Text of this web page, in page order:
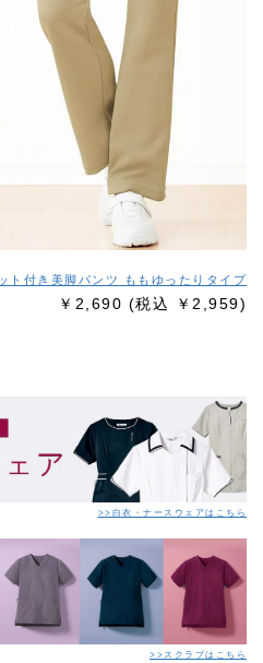
ト付き美脚パンツ ももゆったりタイプ
￥2,690 (税込 ￥2,959)
>>白衣・ナースウェアはこちら
>>スクラブはこちら